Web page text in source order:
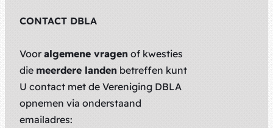
CONTACT DBLA
Vooralgemene vragen of kwesties
die meerdere landen betreffen kunt
U contact met de Vereniging DBLA
opnemen via onderstaand
emailadres: